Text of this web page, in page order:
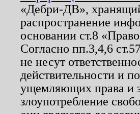
«Дебри-ДВ»,
распространение
основании ст.8
Согласно пп.3,4,6
не несут
действительности и
ущемляющих права и
злоупотребление